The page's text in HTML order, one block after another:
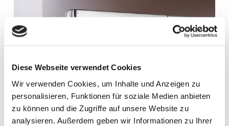
Diese Webseite verwendet Cookies
Wir verwenden Cookies, um Inhalte und Anzeigen zu
personalisieren, Funktionen für soziale Medien anbieten
zu können und die Zugriffe auf unsere Website zu
analysieren. Außerdem geben wir Informationen zu Ihrer